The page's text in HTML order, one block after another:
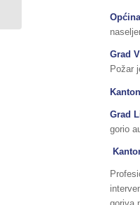
Grad
Požar
Grad
gorio
nesreća na području...